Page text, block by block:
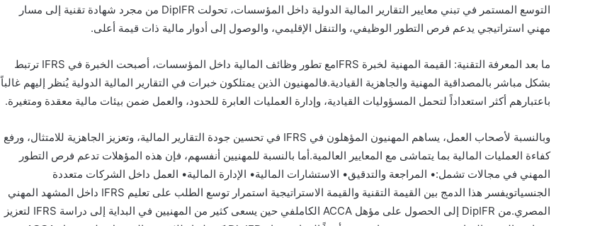
التوسع المستمر في تبني معايير التقارير المالية الدولية داخل المؤسسات، تحولت DipIFR من مجرد شهادة تقنية إلى مسار
مهني استراتيجي يدعم فرص التطور الوظيفي، والتنقل الإقليمي، والوصول إلى أدوار مالية ذات قيمة أعلى.
ما بعد المعرفة التقنية: القيمة المهنية لخبرة IFRSمع تطور وظائف المالية داخل المؤسسات، أصبحت الخبرة في IFRS ترتبط
بشكل مباشر بالمصداقية المهنية والجاهزية القيادية.فالمهنيون الذين يمتلكون خبرات في التقارير المالية الدولية يُنظر إليهم غالباً
باعتبارهم أكثر استعداداً لتحمل المسؤوليات القيادية، وإدارة العمليات العابرة للحدود، والعمل ضمن بيئات مالية معقدة ومتغيرة.
وبالنسبة لأصحاب العمل، يساهم المهنيون المؤهلون في IFRS في تحسين جودة التقارير المالية، وتعزيز الجاهزية للامتثال، ورفع
كفاءة العمليات المالية بما يتماشى مع المعايير العالمية.أما بالنسبة للمهنيين أنفسهم، فإن هذه المؤهلات تدعم فرص التطور
المهني في مجالات تشمل:• المراجعة والتدقيق• الاستشارات المالية• الإدارة المالية• العمل داخل الشركات متعددة
الجنسياتويفسر هذا الدمج بين القيمة التقنية والقيمة الاستراتيجية استمرار توسع الطلب على تعليم IFRS داخل المشهد المهني
المصري.من DipIFR إلى الحصول على مؤهل ACCA الكاملفي حين يسعى كثير من المهنيين في البداية إلى دراسة IFRS لتعزيز